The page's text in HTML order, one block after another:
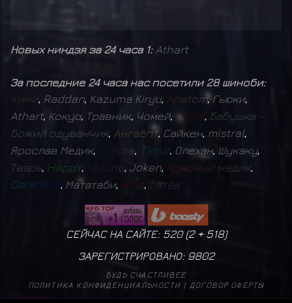
Новых ниндзя за 24 часа 1: Athart
За последние 24 часа нас посетили 28 шиноби:
Ким и Raddan Kazuma Kiryu, Anatom, Гьюки,
Athart, Кокуо Травник, Чомей, DEFIX, Бабушка -
божий одуванчик, Ангаёпт, Сайкен, mistral
Ярослав Медик, orora Timur, Олехан, Шукаку,
Тварь HappY, urio Joken Красный медик,
Darkness, Мататаби, Rino Батёк
СЕЙЧАС НА САЙТЕ: 520 (2+ 518)
ЗАРЕГИСТРИРОВАНО: 9802
БУДЬ СЧАСТЛИВЕЕ
ПОЛИТИКА КОНФИДЕНЦИАЛЬНОСТИ| ДОГОВОР ОФЕРТЫ